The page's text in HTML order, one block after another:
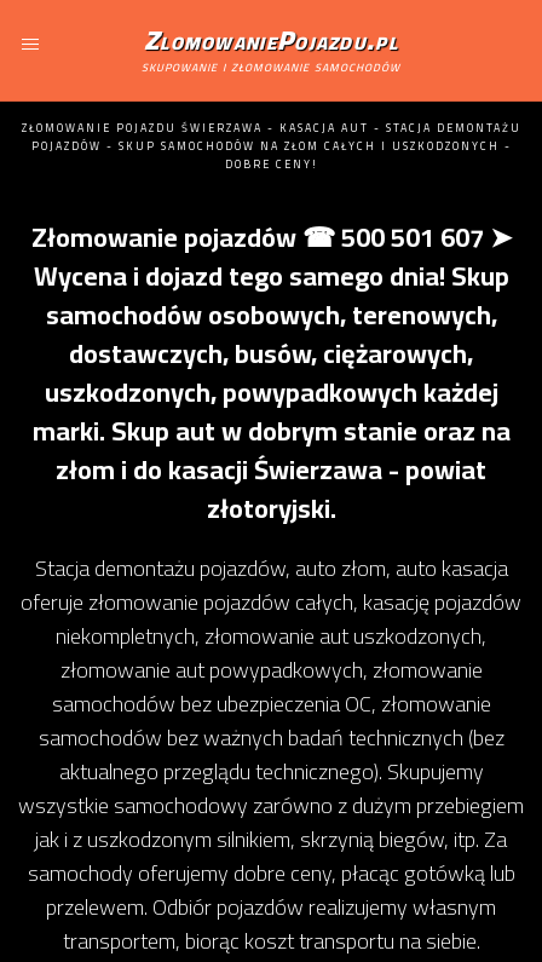
ZlomowaniePojazdu.pl
skupowanie i złomowanie samochodów
ZŁOMOWANIE POJAZDU ŚWIERZAWA - KASACJA AUT - STACJA DEMONTAŻU
POJAZDÓW - SKUP SAMOCHODÓW NA ZŁOM CAŁYCH I USZKODZONYCH -
DOBRE CENY!
Złomowanie pojazdów ☎ 500 501 607 ➤
Wycena i dojazd tego samego dnia! Skup
samochodów osobowych, terenowych,
dostawczych, busów, ciężarowych,
uszkodzonych, powypadkowych każdej
marki. Skup aut w dobrym stanie oraz na
złom i do kasacji Świerzawa - powiat
złotoryjski.
Stacja demontażu pojazdów, auto złom, auto kasacja
oferuje złomowanie pojazdów całych, kasację pojazdów
niekompletnych, złomowanie aut uszkodzonych,
złomowanie aut powypadkowych, złomowanie
samochodów bez ubezpieczenia OC, złomowanie
samochodów bez ważnych badań technicznych (bez
aktualnego przeglądu technicznego). Skupujemy
wszystkie samochodowy zarówno z dużym przebiegiem
jak i z uszkodzonym silnikiem, skrzynią biegów, itp. Za
samochody oferujemy dobre ceny, płacąc gotówką lub
przelewem. Odbiór pojazdów realizujemy własnym
transportem, biorąc koszt transportu na siebie.